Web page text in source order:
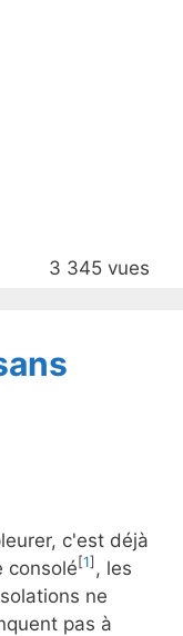
3 345 vues
c'est déjà
consolé[1] , les
ne
pas à